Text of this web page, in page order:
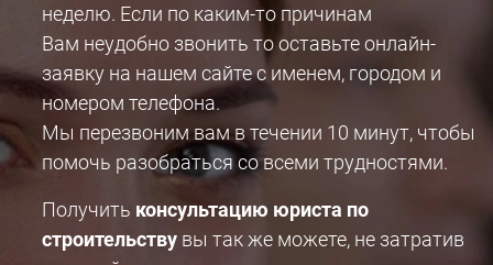
неделю. Если по каким-то причинам
Вам неудобно звонить то оставьте онлайн-
заявку на нашем сайте с именем, городом и
номером телефона.
Мы перезвоним вам в течении 10 минут, чтобы
помочь разобраться со всеми трудностями.
Получить консультацию юриста по
строительству вы так же можете, не затратив